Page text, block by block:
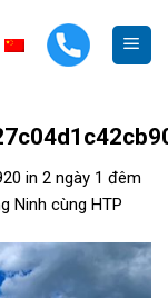
in 2 ngày 1 đêm
Ninh cùng HTP